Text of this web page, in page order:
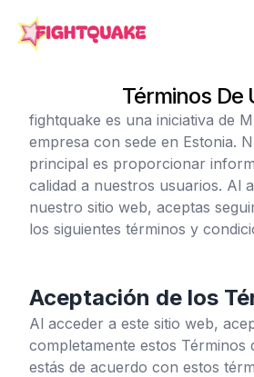
Términos De
fightquake es una iniciativa de
empresa con sede en Estonia.
principal es proporcionar
calidad a nuestros usuarios. Al
nuestro sitio web, aceptas
los siguientes términos y
Aceptación de los
Al acceder a este sitio web,
completamente estos Términos
estás de acuerdo con estos